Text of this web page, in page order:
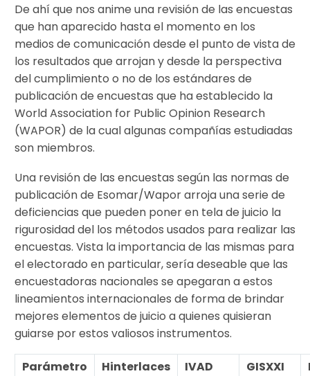
De ahí que nos anime una revisión de las encuestas
que han aparecido hasta el momento en los
medios de comunicación desde el punto de vista de
los resultados que arrojan y desde la perspectiva
del cumplimiento o no de los estándares de
publicación de encuestas que ha establecido la
World Association for Public Opinion Research
(WAPOR) de la cual algunas compañías estudiadas
son miembros.
Una revisión de las encuestas según las normas de
publicación de Esomar/Wapor arroja una serie de
deficiencias que pueden poner en tela de juicio la
rigurosidad del los métodos usados para realizar las
encuestas. Vista la importancia de las mismas para
el electorado en particular, sería deseable que las
encuestadoras nacionales se apegaran a estos
lineamientos internacionales de forma de brindar
mejores elementos de juicio a quienes quisieran
guiarse por estos valiosos instrumentos.
Parámetro Hinterlaces IVAD GISXXI